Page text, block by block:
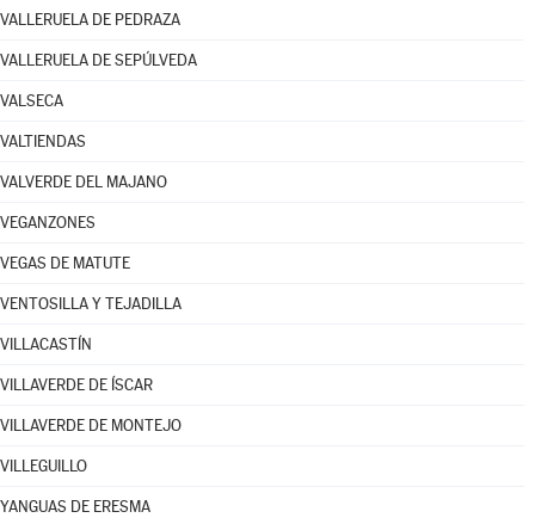
VALLERUELA DE PEDRAZA
VALLERUELA DE SEPÚLVEDA
VALSECA
VALTIENDAS
VALVERDE DEL MAJANO
VEGANZONES
VEGAS DE MATUTE
VENTOSILLA Y TEJADILLA
VILLACASTÍN
VILLAVERDE DE ÍSCAR
VILLAVERDE DE MONTEJO
VILLEGUILLO
YANGUAS DE ERESMA